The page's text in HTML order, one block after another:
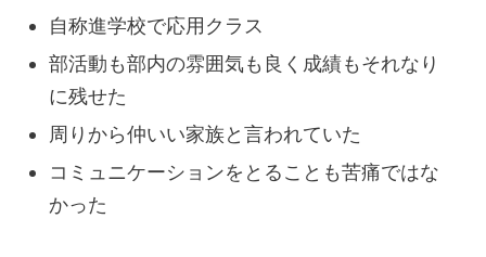
自称進学校で応用クラス
部活動も部内の雰囲気も良く成績もそれなり
に残せた
周りから仲いい家族と言われていた
コミュニケーションをとることも苦痛ではな
かった